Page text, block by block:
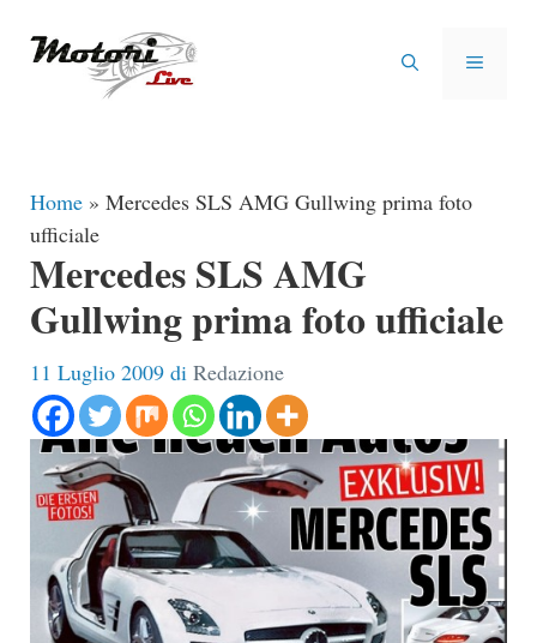
MENU
Home » Mercedes SLS AMG Gullwing prima foto
ufficiale
Mercedes SLS AMG
Gullwing prima foto ufficiale
11 Luglio 2009 di Redazione